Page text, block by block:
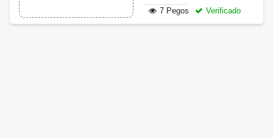
7 Pegos Verificado